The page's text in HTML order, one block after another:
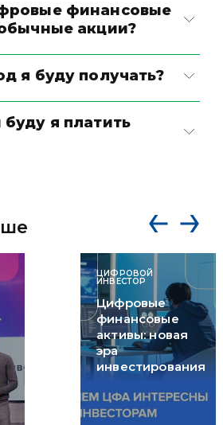
финансовые
акции?
я буду получать?
я платить
ЦИФРОВОЙ
ИНВЕСТОР
Цифровые
финансовые
активы: новая
эра
инвестирования